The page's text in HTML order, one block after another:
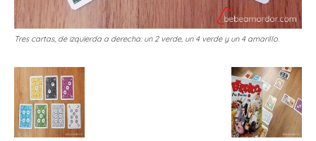
Tres cartas, de izquierda a derecha: un 2 verde, un 4 verde y un 4 amarillo.